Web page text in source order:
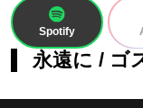
Spotify
永遠に / ゴ